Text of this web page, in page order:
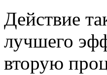
Действие
лучшего
вторую